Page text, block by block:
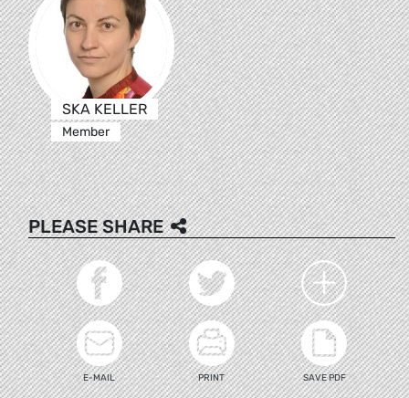
SKA KELLER
Member
PLEASE SHARE
E-MAIL PRINT SAVE PDF